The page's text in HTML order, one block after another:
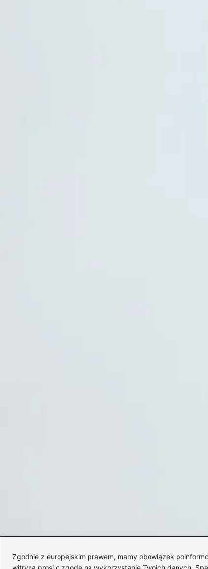
Zgodnie z europejskim prawem, mamy obowiązek
witryna prosi o zgodę na wykorzystanie Twoich danych.